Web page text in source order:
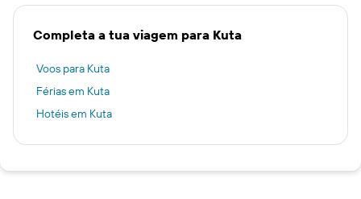
Completa a tua viagem para Kuta
Voos para Kuta
Férias em Kuta
Hotéis em Kuta